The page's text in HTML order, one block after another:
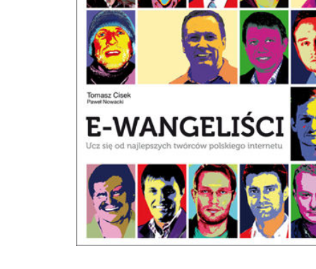
współpracujący z czołowymi serwisami i magazynami marketingowymi oraz e-
commerce. Jest odpowiedzialny za komunikację marketingową GetResponse,
szczególności za kontakty z mediami, przygotowywanie badań i raportów oraz
komunikację w obszarze mediów społecznościowych. Kontakt z autorem:
piotr.krupa@getresponse.com.